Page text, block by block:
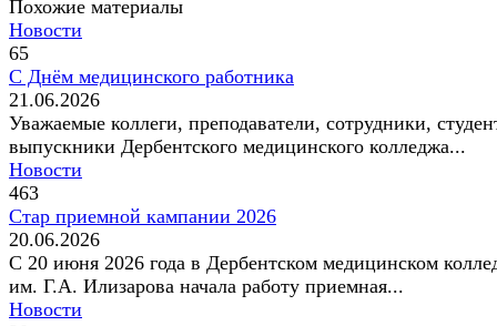
Похожие материалы
Новости
65
С Днём медицинского работника
21.06.2026
Уважаемые коллеги, преподаватели, сотрудники,
выпускники Дербентского медицинского колледжа...
Новости
463
Стар приемной кампании 2026
20.06.2026
С 20 июня 2026 года в Дербентском медицинском
им. Г.А. Илизарова начала работу приемная...
Новости